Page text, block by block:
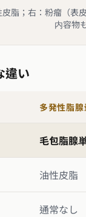
脂；右：粉瘤（
内容物
違い
多発性脂腺
毛包脂腺
油性皮脂
通常なし